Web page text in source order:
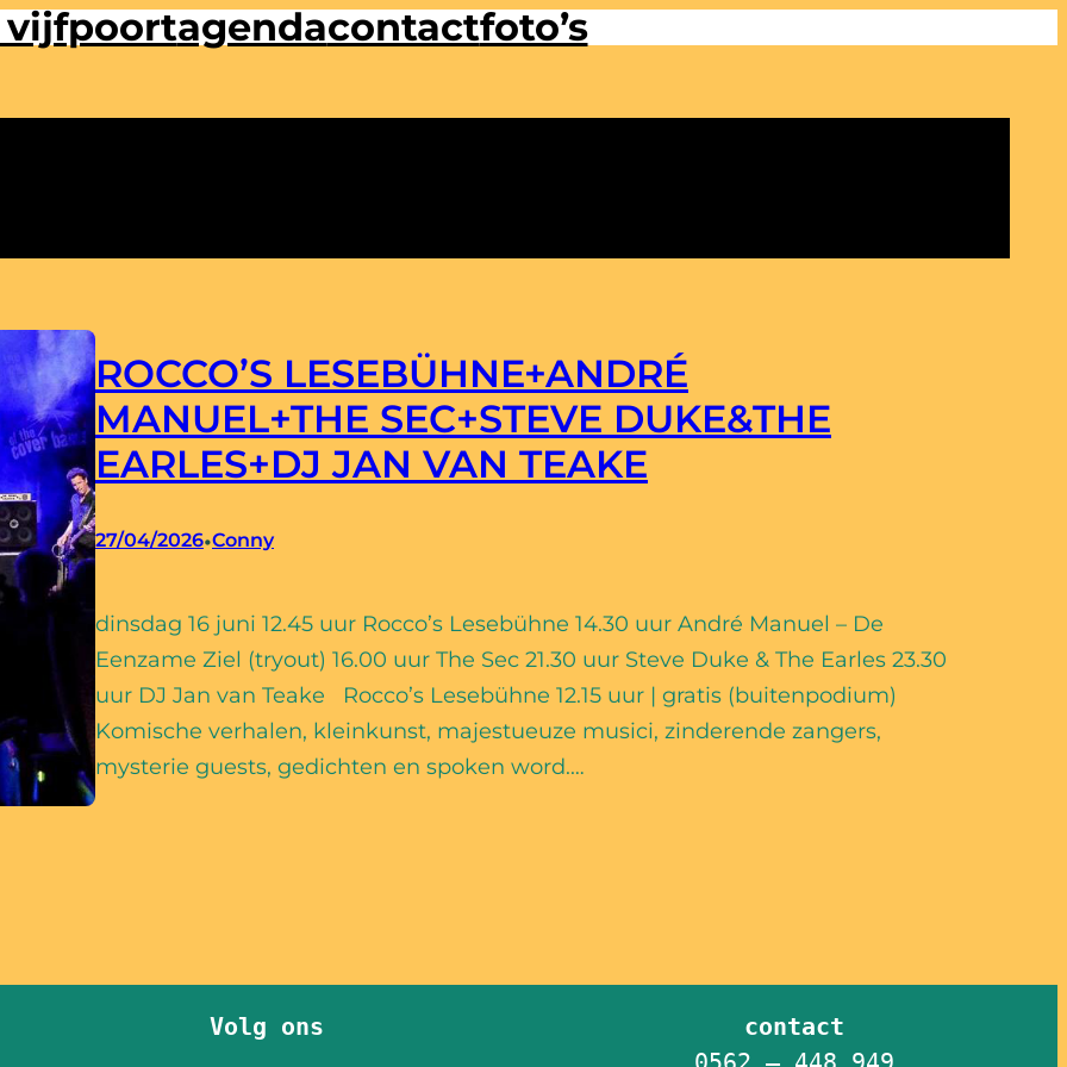
vijfpoortagendacontactfoto’s
ROCCO’S LESEBÜHNE+ANDRÉ
MANUEL+THE SEC+STEVE DUKE&THE
EARLES+DJ JAN VAN TEAKE
27/04/2026•Conny
dinsdag 16 juni 12.45 uur Rocco’s Lesebühne 14.30 uur André Manuel – De
Eenzame Ziel (tryout) 16.00 uur The Sec 21.30 uur Steve Duke & The Earles 23.30
uur DJ Jan van Teake Rocco’s Lesebühne 12.15 uur | gratis (buitenpodium)
Komische verhalen, kleinkunst, majestueuze musici, zinderende zangers,
mysterie guests, gedichten en spoken word.…
Volg ons
contact